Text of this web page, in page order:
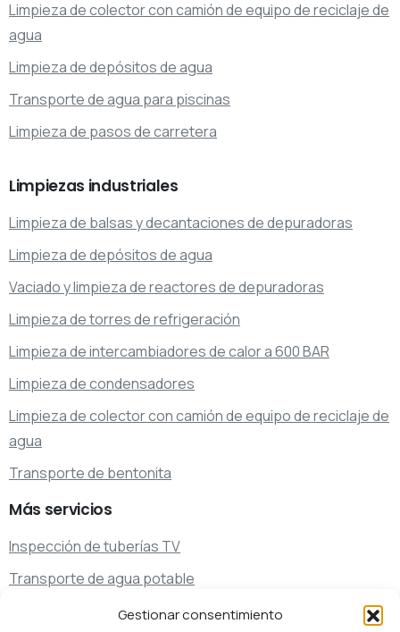
Gestionar consentimiento
Limpieza de colector con camión de equipo de reciclaje de
agua
Limpieza de depósitos de agua
Transporte de agua para piscinas
Limpieza de pasos de carretera
Limpiezas industriales
Limpieza de balsas y decantaciones de depuradoras
Limpieza de depósitos de agua
Vaciado y limpieza de reactores de depuradoras
Limpieza de torres de refrigeración
Limpieza de intercambiadores de calor a 600 BAR
Limpieza de condensadores
Limpieza de colector con camión de equipo de reciclaje de
agua
Transporte de bentonita
Más servicios
Inspección de tuberías TV
Transporte de agua potable
Transporte de residuos